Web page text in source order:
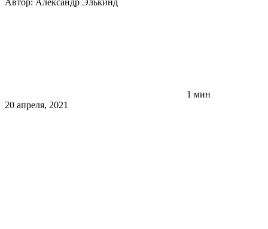
Автор: Александр Элькинд
1 мин
20 апреля, 2021